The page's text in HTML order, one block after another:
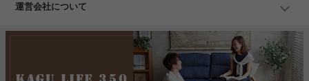
運営会社について